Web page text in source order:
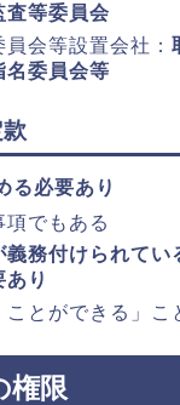
査等委員会
員会等設置会社：
名委員会等
る必要あり
項でもある
義務付けられてい
あり
ことができる」
権限